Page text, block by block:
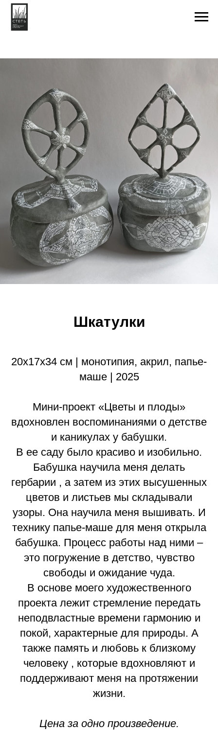
Шкатулки
20х17х34 см | монотипия, акрил, папье-
маше | 2025
Мини-проект «Цветы и плоды»
вдохновлен воспоминаниями о детстве
и каникулах у бабушки.
В ее саду было красиво и изобильно.
Бабушка научила меня делать
гербарии , а затем из этих высушенных
цветов и листьев мы складывали
узоры. Она научила меня вышивать. И
технику папье-маше для меня открыла
бабушка. Процесс работы над ними –
это погружение в детство, чувство
свободы и ожидание чуда.
В основе моего художественного
проекта лежит стремление передать
неподвластные времени гармонию и
покой, характерные для природы. А
также память и любовь к близкому
человеку , которые вдохновляют и
поддерживают меня на протяжении
жизни.
Цена за одно произведение.